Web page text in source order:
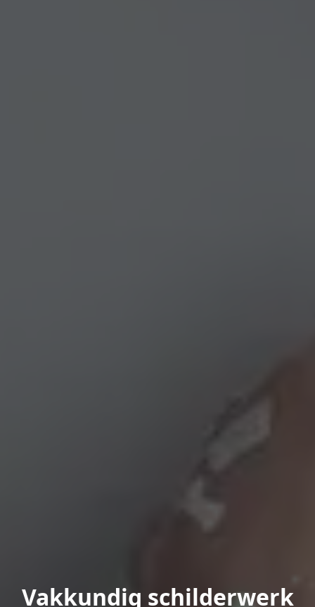
Vakkundig schilderwerk